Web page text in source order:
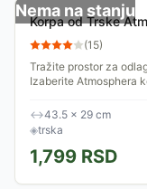
Nema na stanju
Korpa od Trske
(15)
Tražite prostor za
Izaberite Atmosphera
↔43.5 × 29 cm
◈trska
1,799 RSD